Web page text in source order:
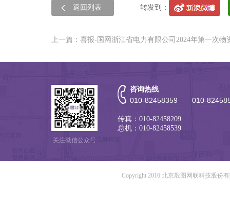
返回列表 转发到：
上一篇：喜报-国网浙江省电力有限公司2024年第一次物
关注微信公众号
咨询热线
010-82458359 010-
传真：010-82458209
总机：010-82458539
Copyright 2016 北京殷图网联科技股份